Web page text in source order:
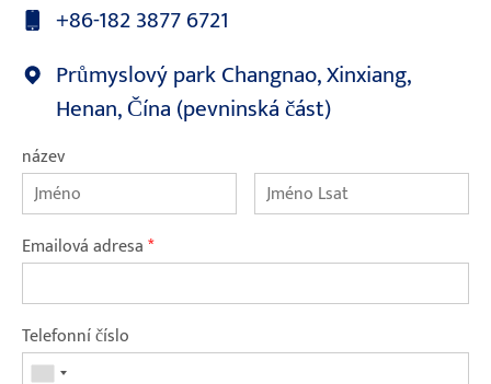
+86-182 3877 6721
Průmyslový park Changnao, Xinxiang,
Henan, Čína (pevninská část)
název
Emailová adresa*
Telefonní číslo